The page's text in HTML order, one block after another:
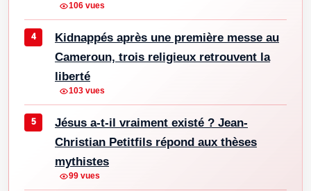
106 vues
Kidnappés après une première messe au
Cameroun, trois religieux retrouvent la
liberté
103 vues
Jésus a-t-il vraiment existé ? Jean-
Christian Petitfils répond aux thèses
mythistes
99 vues